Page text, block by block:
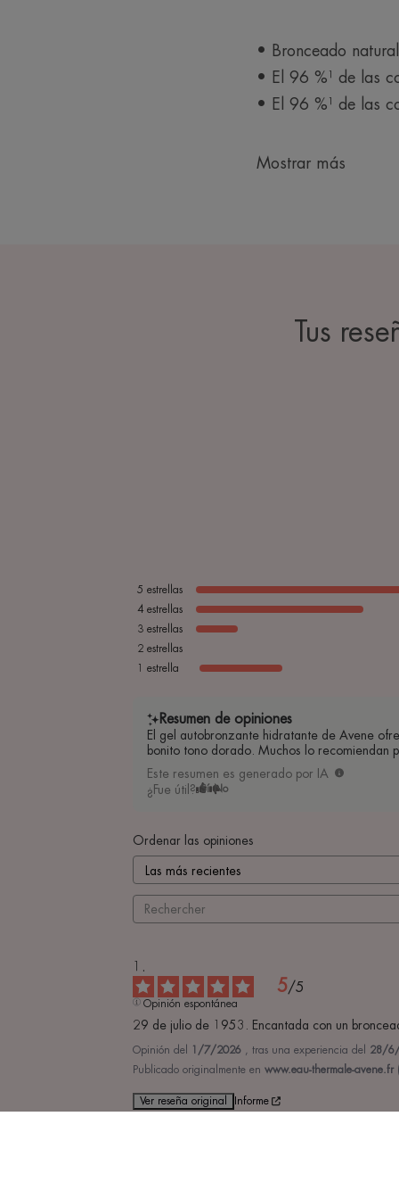
• Bronceado
• El 96 %¹ de las
• El 96 %¹ de las
Mostrar más
Tus
5 estrellas
4 estrellas
3 estrellas
2 estrellas
1 estrella
Resumen de opiniones
El gel autobronzante hidratante de Avene
bonito tono dorado. Muchos lo recomiendan
Este resumen es generado por IA
¿Fue útil? Sí No
Ordenar las opiniones
5/5
Opinión espontánea
29 de julio de 1953. Encantada con un
Opinión del 1/7/2026 , tras una experiencia del 28/
Publicado originalmente en www.eau-thermale-avene.fr
Ver reseña original Informe